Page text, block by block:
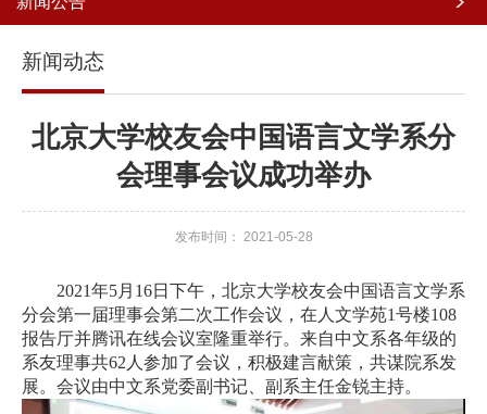
系
伍
新
新闻动态
北京大学校友会中国语言文学系分
会理事会议成功举办
发布时间： 2021-05-28
2021年5月16日下午，北京大学校友会中国语言文学系
分会第一届理事会第二次工作会议，在人文学苑1号楼108
报告厅并腾讯在线会议室隆重举行。来自中文系各年级的
系友理事共62人参加了会议，积极建言献策，共谋院系发
展。会议由中文系党委副书记、副系主任金锐主持。